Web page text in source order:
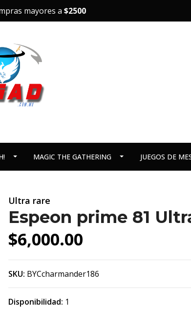
mayores a $2500
MAGIC THE GATHERING JUEGOS DE
Ultra rare
Espeon prime 81
$6,000.00
SKU: BYCcharmander186
Disponibilidad: 1